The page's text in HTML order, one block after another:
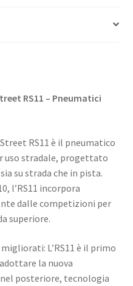
RS11 – Pneumatici
RS11 è il pneumatico
uso stradale, progettato
su strada che in pista.
l’RS11 incorpora
dalle competizioni per
superiore.
L’RS11 è il primo
la nuova
posteriore, tecnologia